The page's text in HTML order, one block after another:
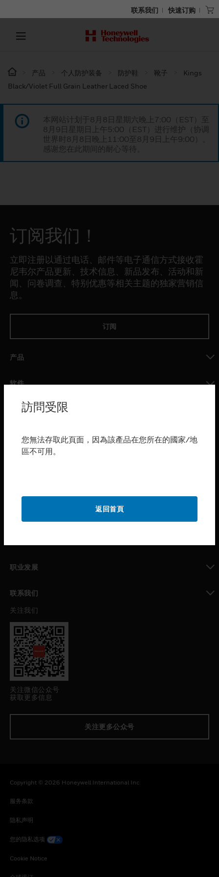
联系我们 快速订购
产品 个人防护装备 防护鞋 靴子
Kings
Black/Violet Full Grain Leather Laced Shoe
本网站计划于8月8日星期六晚上7:00（EST）至
8月9日星期日上午5:00（EST）进行维护（协调
世界时8月8日晚上11:00至8月9日上午9:00）。
感谢您在此期间的耐心等待。
订阅我们！
立即注册以通过电话、邮件等电子通信方式接收霍
尼韦尔产品更新、技术信息、新品发布、活动和新
闻、问卷调查、特别优惠等相关主题的独家营销信
息。
订阅
产品
软件
toggle view
服务
行业
toggle view
职业发展
联系我们
toggle view
关注我们
关注微信公众号
获取更多信息
关注更多公众号
Copyright © 2026 Honeywell International Inc
服务条款
隐私声明
您的隐私选项
Cookie Notice
訪問受限
您無法存取此頁面，因為該產品在您所在的國家/地
區不可用。
返回首頁